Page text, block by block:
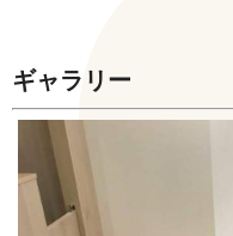
ギャラリー